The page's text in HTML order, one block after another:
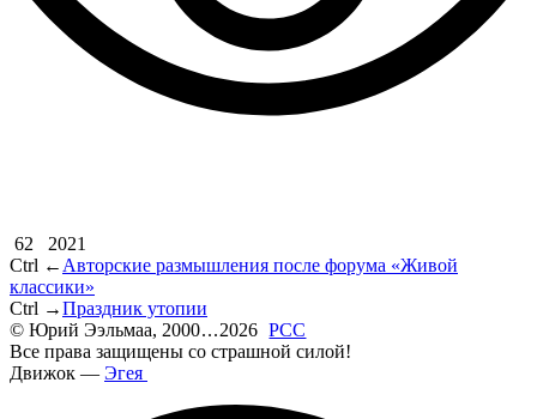
62
2021
Ctrl ← Авторские размышления после форума «Живой
классики»
Ctrl →Праздник утопии
© Юрий Ээльмаа, 2000...2026 РСС
Все права защищены со страшной силой!
Движок — Эгея